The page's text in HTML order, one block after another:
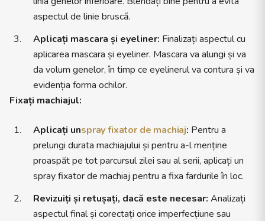
aspectul de linie bruscă.
Aplicați mascara și eyeliner: Finalizați aspectul cu
aplicarea mascara și eyeliner. Mascara va alungi și va
da volum genelor, în timp ce eyelinerul va contura și va
evidenția forma ochilor.
Fixați machiajul:
Aplicați unspray fixator de machiaj: Pentru a
prelungi durata machiajului și pentru a-l menține
proaspăt pe tot parcursul zilei sau al serii, aplicați un
spray fixator de machiaj pentru a fixa fardurile în loc.
Revizuiți și retușați, dacă este necesar: Analizați
aspectul final și corectați orice imperfecțiune sau